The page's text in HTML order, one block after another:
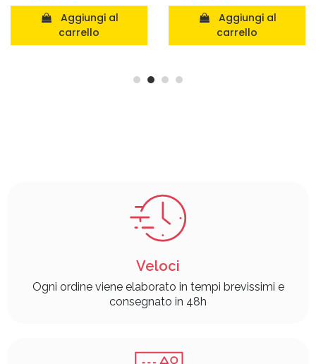
carrello
carrello
Veloci
Ogni ordine viene elaborato in tempi brevissimi e
consegnato in 48h